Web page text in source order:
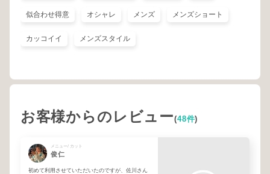
似合わせ得意 オシャレ メンズ メンズショート
カッコイイ メンズスタイル
お客様からのレビュー(48件)
メニュー/ カット
俊仁
初めて利用させていただいたのですが、佐川さん